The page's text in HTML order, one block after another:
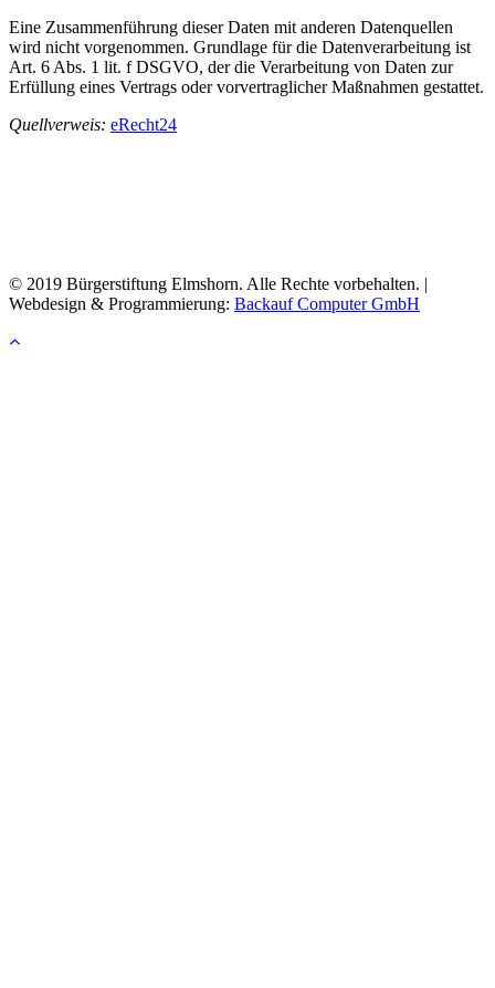
Eine Zusammenführung dieser Daten mit anderen Datenquellen
wird nicht vorgenommen. Grundlage für die Datenverarbeitung ist
Art. 6 Abs. 1 lit. f DSGVO, der die Verarbeitung von Daten zur
Erfüllung eines Vertrags oder vorvertraglicher Maßnahmen gestattet.
Quellverweis: eRecht24
© 2019 Bürgerstiftung Elmshorn. Alle Rechte vorbehalten. |
Webdesign & Programmierung: Backauf Computer GmbH